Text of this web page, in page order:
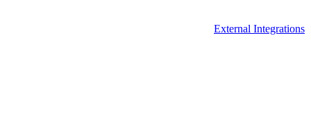
External Integrations